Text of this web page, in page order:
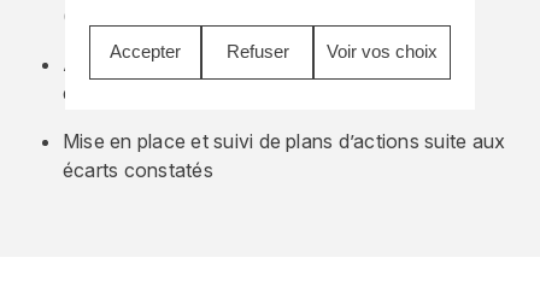
Accepter Refuser Voir vos choix
(Haut Potentiel de Gravité)
Analyse approfondie de ces événements et
débriefing avec la direction
Mise en place et suivi de plans d’actions suite aux
écarts constatés